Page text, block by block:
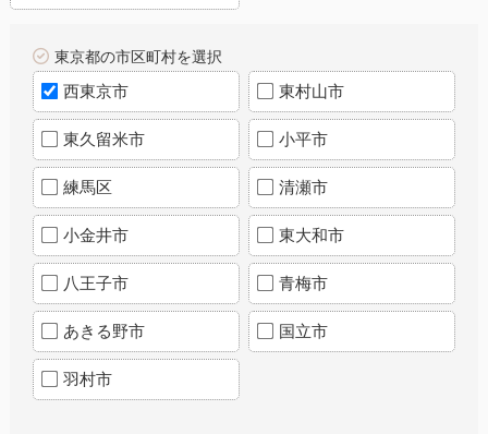
東京都の市区町村を選択
西東京市 東村山市
東久留米市 小平市
練馬区 清瀬市
小金井市 東大和市
八王子市 青梅市
あきる野市 国立市
羽村市